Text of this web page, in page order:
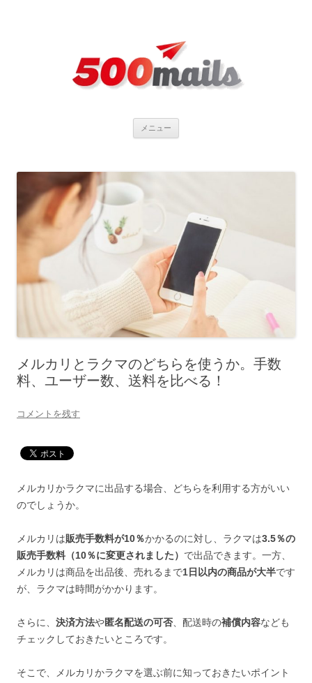
メニュー
へ
メルカリとラクマのどちらを使うか。手数
料、ユーザー数、送料を比べる！
コメントを残す
メルカリかラクマに出品する場合、どちらを利用する方がいい
のでしょうか。
メルカリは販売手数料が10％かかるのに対し、ラクマは3.5％の
販売手数料（10％に変更されました） で出品できます。一方、
メルカリは商品を出品後、売れるまで1日以内の商品が大半です
が、ラクマは時間がかかります。
さらに、 決済方法や匿名配送の可否、配送時の補償内容なども
チェックしておきたいところです。
そこで、メルカリかラクマを選ぶ前に知っておきたいポイント